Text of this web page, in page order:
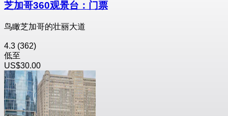
芝加哥360观景台：门票
鸟瞰芝加哥的壮丽大道
4.3 (362)
低至
US$30.00